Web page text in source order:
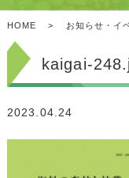
HOME > お知らせ・イ
kaigai-
2023.04.24